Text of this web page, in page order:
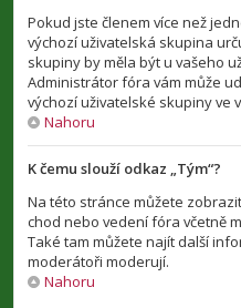
Pokud jste členem více než
výchozí uživatelská skupina
skupiny by měla být u vašeho
Administrátor fóra vám může
výchozí uživatelské skupiny ve
Nahoru
K čemu slouží odkaz „Tým“?
Na této stránce můžete
chod nebo vedení fóra včetně
Také tam můžete najít další
moderátoři moderují.
Nahoru